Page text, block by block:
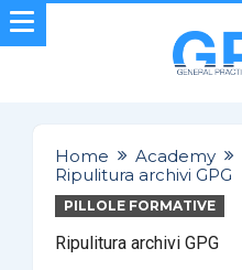
Home Academy
Ripulitura archivi GPG
PILLOLE FORMATIVE
Ripulitura archivi GPG